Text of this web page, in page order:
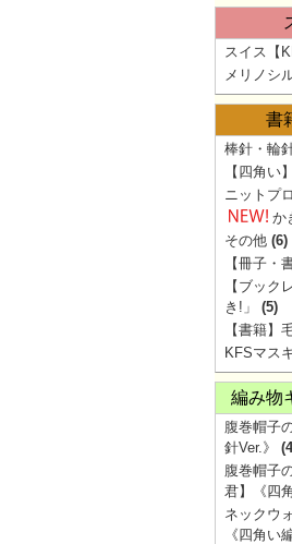
スイス【
メリノシ
書
棒針・輪
【四角い
ニットプ
か
その他 (6)
【冊子・
【ブック
き!」
(5)
【書籍】
KFSマス
編み物
腹巻帽子
針Ver.》
腹巻帽子
君】《四
ネックウ
《四角い